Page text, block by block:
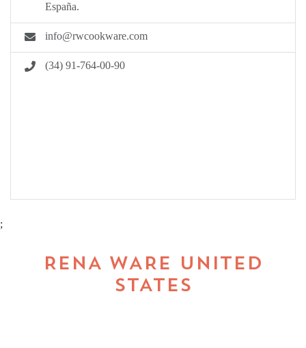
España.
info@rwcookware.com
(34) 91-764-00-90
;
RENA WARE UNITED
STATES